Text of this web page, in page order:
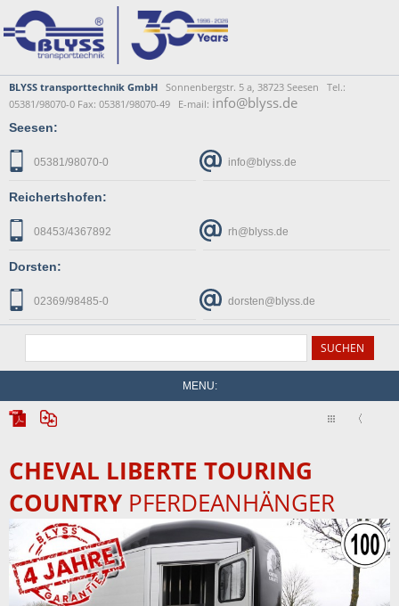
BLYSS transporttechnik GmbH Sonnenbergstr. 5 a, 38723 Seesen Tel.:
05381/98070-0 Fax: 05381/98070-49 E-mail: info@blyss.de
Seesen:
05381/98070-0 info@blyss.de
Reichertshofen:
08453/4367892 rh@blyss.de
Dorsten:
02369/98485-0 dorsten@blyss.de
MENU:
CHEVAL LIBERTE TOURING
COUNTRY PFERDEANHÄNGER